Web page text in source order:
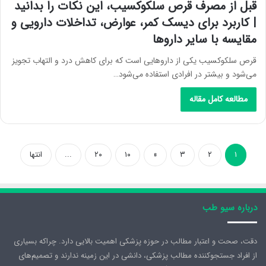
قبل از مصرف قرص سلکوکسیب، این نکات را بدانید
| کاربرد برای دیسک کمر، عوارض، تداخلات دارویی و
مقایسه با سایر داروها
قرص سلکوکسیب یکی از داروهایی است که برای کاهش درد و التهاب تجویز
می‌شود و بیشتر در افرادی استفاده می‌شود…
مطالعه کامل مقاله
۱ ۲ ۳ » ۱۰ ۲۰ ... انتها
درباره سیو طب
دقت، صحت و اعتبار مطالب در حوزه پزشکی اهمیت بالایی دارد. چراکه بسیاری
از افراد جستجوکننده مطالب پزشکی، دانشی در این زمینه ندارند و تصمیم‌های